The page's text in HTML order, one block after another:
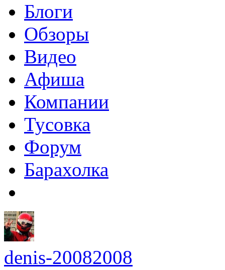
Блоги
Обзоры
Видео
Афиша
Компании
Тусовка
Форум
Барахолка
denis-20082008